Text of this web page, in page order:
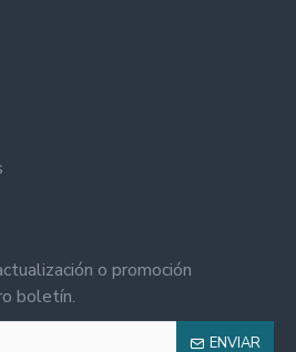
o promoción
boletín.
ENVIAR